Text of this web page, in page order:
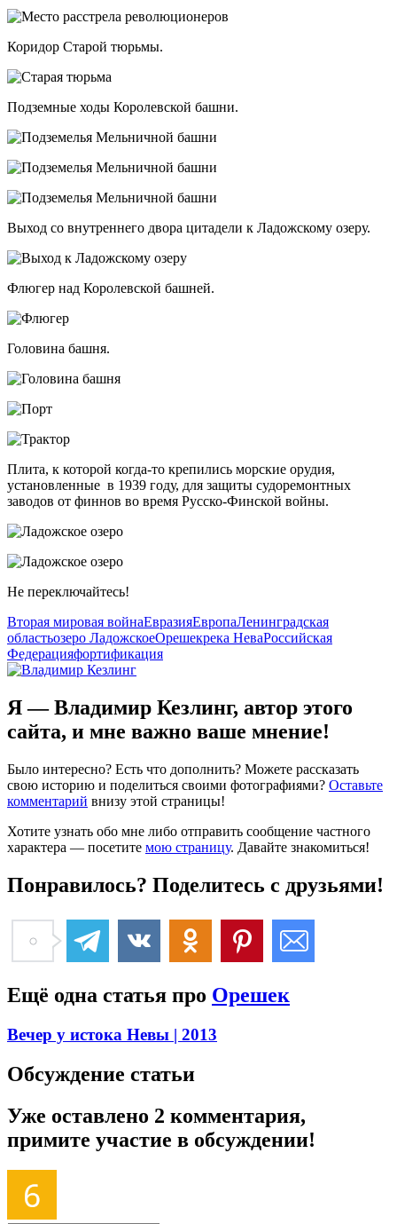
Коридор Старой тюрьмы.
Подземные ходы Королевской башни.
Выход со внутреннего двора цитадели к Ладожскому озеру.
Флюгер над Королевской башней.
Головина башня.
Плита, к которой когда-то крепились морские орудия,
установленные в 1939 году, для защиты судоремонтных
заводов от финнов во время Русско-Финской войны.
Не переключайтесь!
Вторая мировая войнаЕвразияЕвропаЛенинградская
областьозеро ЛадожскоеОрешекрека НеваРоссийская
Федерацияфортификация
Я — Владимир Кезлинг, автор этого
сайта, и мне важно ваше мнение!
Было интересно? Есть что дополнить? Можете рассказать
свою историю и поделиться своими фотографиями? Оставьте
комментарий внизу этой страницы!
Хотите узнать обо мне либо отправить сообщение частного
характера — посетите мою страницу. Давайте знакомиться!
Понравилось? Поделитесь с друзьями!
Ещё одна статья про Орешек
Вечер у истока Невы | 2013
Обсуждение статьи
Уже оставлено 2 комментария,
примите участие в обсуждении!